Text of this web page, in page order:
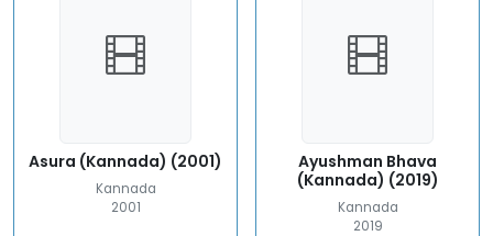
Asura (Kannada) (2001)
Kannada
2001
Ayushman Bhava
(Kannada) (2019)
Kannada
2019